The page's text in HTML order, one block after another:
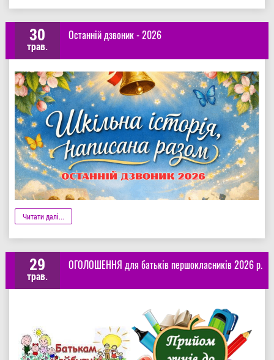
30
трав.
Останній дзвоник - 2026
Деталі
Читати далі...
29
трав.
ОГОЛОШЕННЯ для батьків першокласників 2026 р.